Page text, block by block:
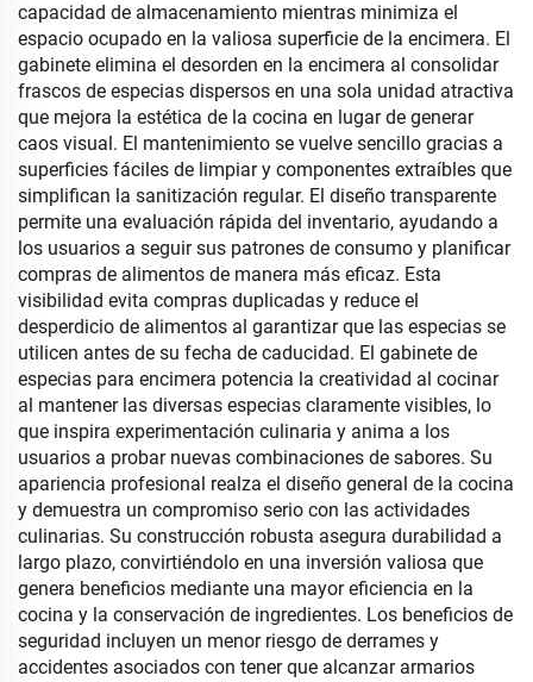
capacidad de almacenamiento mientras minimiza el
espacio ocupado en la valiosa superficie de la encimera. El
gabinete elimina el desorden en la encimera al consolidar
frascos de especias dispersos en una sola unidad atractiva
que mejora la estética de la cocina en lugar de generar
caos visual. El mantenimiento se vuelve sencillo gracias a
superficies fáciles de limpiar y componentes extraíbles que
simplifican la sanitización regular. El diseño transparente
permite una evaluación rápida del inventario, ayudando a
los usuarios a seguir sus patrones de consumo y planificar
compras de alimentos de manera más eficaz. Esta
visibilidad evita compras duplicadas y reduce el
desperdicio de alimentos al garantizar que las especias se
utilicen antes de su fecha de caducidad. El gabinete de
especias para encimera potencia la creatividad al cocinar
al mantener las diversas especias claramente visibles, lo
que inspira experimentación culinaria y anima a los
usuarios a probar nuevas combinaciones de sabores. Su
apariencia profesional realza el diseño general de la cocina
y demuestra un compromiso serio con las actividades
culinarias. Su construcción robusta asegura durabilidad a
largo plazo, convirtiéndolo en una inversión valiosa que
genera beneficios mediante una mayor eficiencia en la
cocina y la conservación de ingredientes. Los beneficios de
seguridad incluyen un menor riesgo de derrames y
accidentes asociados con tener que alcanzar armarios